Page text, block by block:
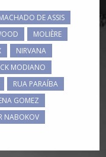
DE ASSIS
MOLIÈRE
NIRVANA
MODIANO
RUA PARAÍBA
GOMEZ
NABOKOV